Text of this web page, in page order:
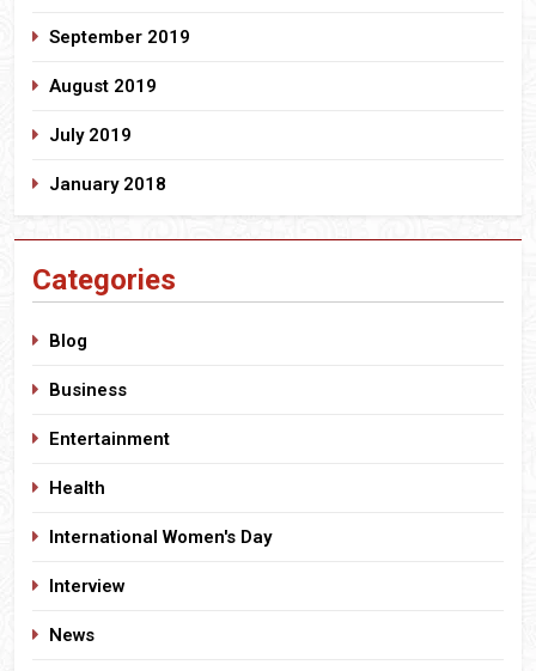
September 2019
August 2019
July 2019
January 2018
Categories
Blog
Business
Entertainment
Health
International Women's Day
Interview
News